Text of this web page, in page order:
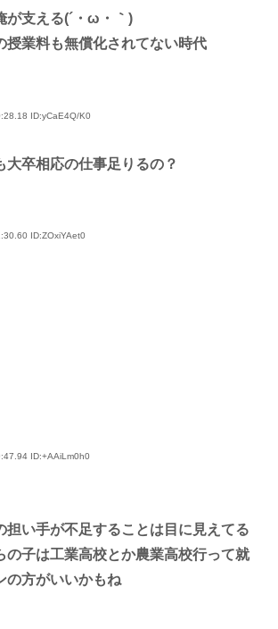
が支える(´・ω・｀)
授業料も無償化されてない時代
ID:yCaE4Q/K0
大卒相応の仕事足りるの？
ID:ZOxiYAet0
ID:+AAiLm0h0
担い手が不足することは目に見えてる
の子は工業高校とか農業高校行って就
の方がいいかもね